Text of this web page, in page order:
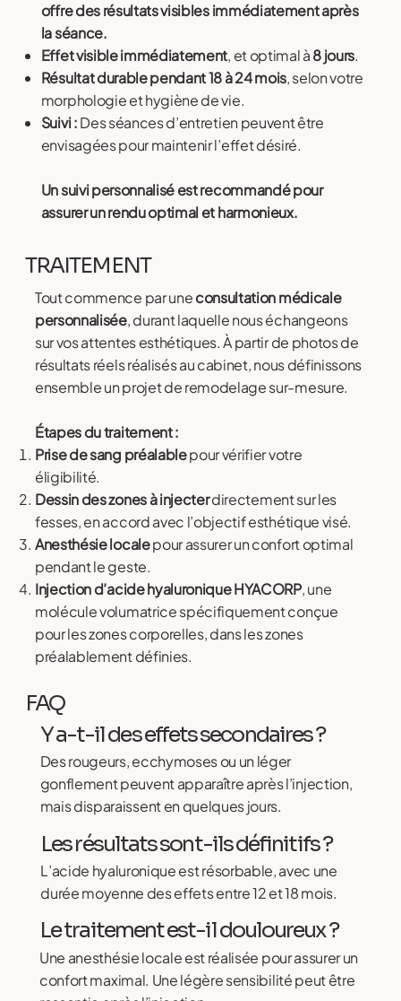
FAQ
Y a-t-il des effets secondaires ?
Des rougeurs, ecchymoses ou un léger
gonflement peuvent apparaître après l’injection,
mais disparaissent en quelques jours.
Les résultats sont-ils définitifs ?
L’acide hyaluronique est résorbable, avec une
durée moyenne des effets entre 12 et 18 mois.
Le traitement est-il douloureux ?
Une anesthésie locale est réalisée pour assurer un
confort maximal. Une légère sensibilité peut être
TRAITEMENT
Tout commence par uneconsultation médicale
personnalisée, durant laquelle nous échangeons
sur vos attentes esthétiques. À partir de photos de
résultats réels réalisés au cabinet, nous définissons
ensemble un projet de remodelage sur-mesure.
Étapes du traitement :
Prise de sang préalablepour vérifier votre
éligibilité.
Dessin des zones à injecterdirectement sur les
fesses, en accord avec l’objectif esthétique visé.
Anesthésie localepour assurer un confort optimal
pendant le geste.
Injection d’acide hyaluronique HYACORP, une
molécule volumatrice spécifiquement conçue
pour les zones corporelles, dans les zones
préalablement définies.
offre des résultats visibles immédiatement après
la séance.
Effet visible immédiatement, et optimal à8 jours.
Résultat durable pendant 18 à 24 mois, selon votre
morphologie et hygiène de vie.
Suivi :Des séances d’entretien peuvent être
envisagées pour maintenir l’effet désiré.
Un suivi personnalisé est recommandé pour
assurer un rendu optimal et harmonieux.